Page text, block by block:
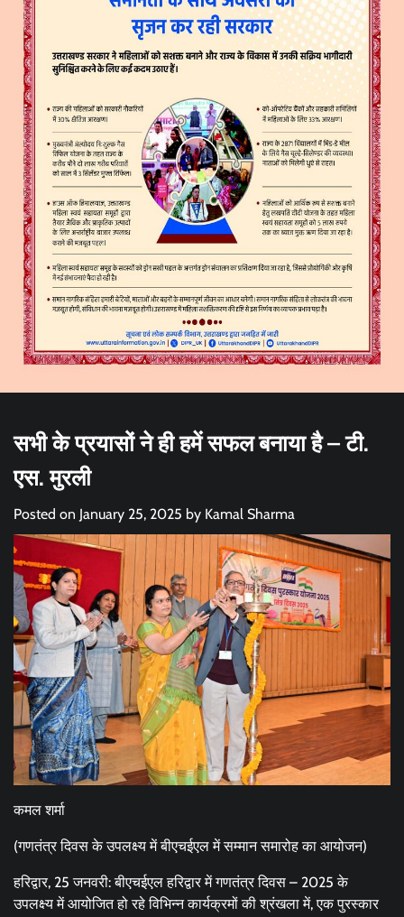
सभी के प्रयासों ने ही हमें सफल बनाया है – टी.
एस. मुरली
Posted on January 25, 2025 by Kamal Sharma
कमल शर्मा
(गणतंत्र दिवस के उपलक्ष्य में बीएचईएल में सम्मान समारोह का आयोजन)
हरिद्वार, 25 जनवरी: बीएचईएल हरिद्वार में गणतंत्र दिवस – 2025 के
उपलक्ष्य में आयोजित हो रहे विभिन्न कार्यक्रमों की श्रंखला में, एक पुरस्कार